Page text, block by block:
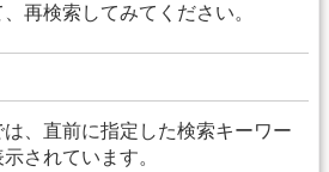
再検索してみてください。
、直前に指定した検索キーワー
されています。